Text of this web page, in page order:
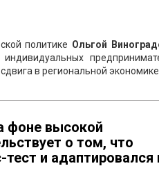
политике Ольгой
в региональной экономике.
фоне высокой
о том, что
и адаптировался